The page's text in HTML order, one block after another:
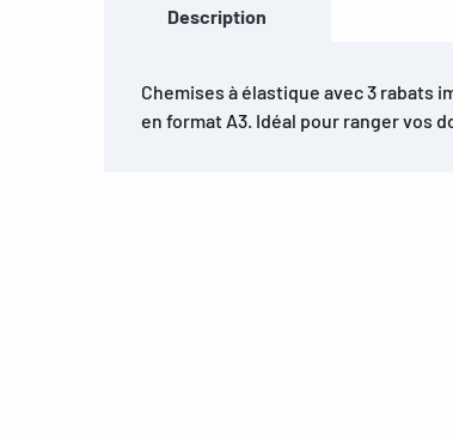
Description
Chemises à élastique avec 3 rabats
en format A3. Idéal pour ranger vos